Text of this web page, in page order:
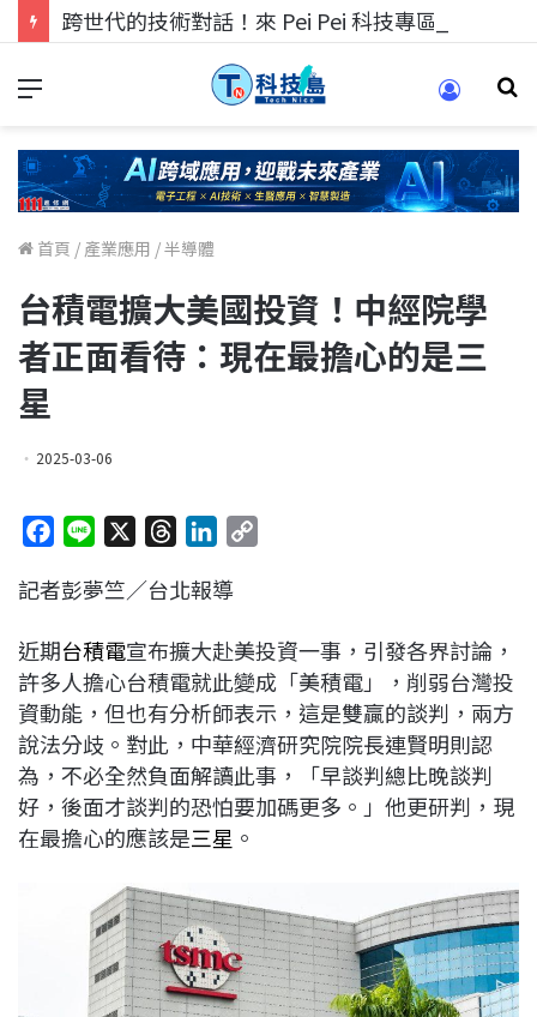
首頁 / 產業應用 /半導體
台積電擴大美國投資！中經院學
者正面看待：現在最擔心的是三
星
2025-03-06
c
b
o
o
k
n
r
a
d
s
n
e
d
I
n
L
i
n
k
記者彭夢竺／台北報導
近期台積電宣布擴大赴美投資一事，引發各界討論，
許多人擔心台積電就此變成「美積電」，削弱台灣投
資動能，但也有分析師表示，這是雙贏的談判，兩方
說法分歧。對此，中華經濟研究院院長連賢明則認
為，不必全然負面解讀此事，「早談判總比晚談判
好，後面才談判的恐怕要加碼更多。」他更研判，現
在最擔心的應該是三星 。